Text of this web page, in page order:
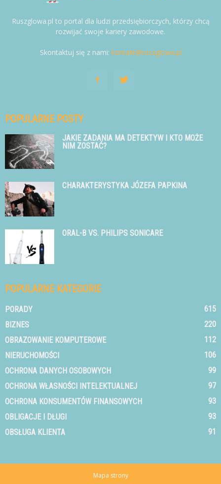
Ruszglowa.pl to portal dla ludzi przedsiębiorczych, którzy chcą
rozwijać swoje kariery zawodowe.
Skontaktuj się z nami: kontakt@ruszglowa.pl
POPULARNE POSTY
JAKIE ZADANIA MA DETEKTYW I KTO MOŻE
NIM ZOSTAĆ?
CHARAKTERYSTYKA JÓZEFA PAPKINA
ORAL-B VS. PHILIPS SONICARE
POPULARNE KATEGORIE
PORADY
615
BIZNES
220
OBRAZOWANIE KOMPUTEROWE
112
NIERUCHOMOŚCI
106
OCHRONA DANYCH OSOBOWYCH
99
OCHRONA WŁASNOŚCI INTELEKTUALNEJ
97
OCHRONA KONSUMENTÓW FINANSOWYCH
93
OBLIGACJE I DŁUGI
93
OBSŁUGA KLIENTA
91
Mapa strony